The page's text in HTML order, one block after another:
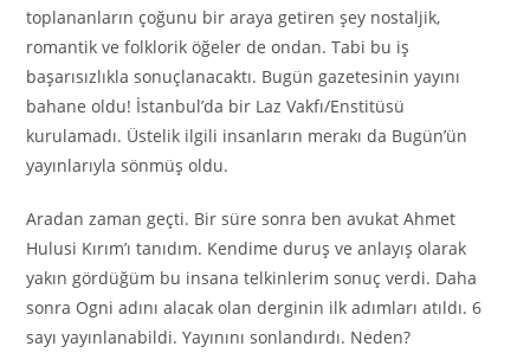
toplananların çoğunu bir araya getiren şey nostaljik,
romantik ve folklorik öğeler de ondan. Tabi bu iş
başarısızlıkla sonuçlanacaktı. Bugün gazetesinin yayını
bahane oldu! İstanbul’da bir Laz Vakfı/Enstitüsü
kurulamadı. Üstelik ilgili insanların merakı da Bugün’ün
yayınlarıyla sönmüş oldu.
Aradan zaman geçti. Bir süre sonra ben avukat Ahmet
Hulusi Kırım’ı tanıdım. Kendime duruş ve anlayış olarak
yakın gördüğüm bu insana telkinlerim sonuç verdi. Daha
sonra Ogni adını alacak olan derginin ilk adımları atıldı. 6
sayı yayınlanabildi. Yayınını sonlandırdı. Neden?